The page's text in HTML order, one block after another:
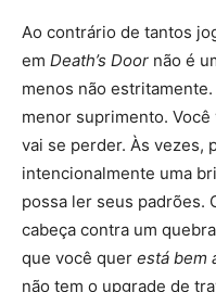
Ao contrário de tantos
em Death’s Door não é
menos não
menor suprimento. Você
vai se perder. Às vezes,
intencionalmente uma
possa ler seus padrões.
cabeça contra um
que você quer está bem
não tem o upgrade de